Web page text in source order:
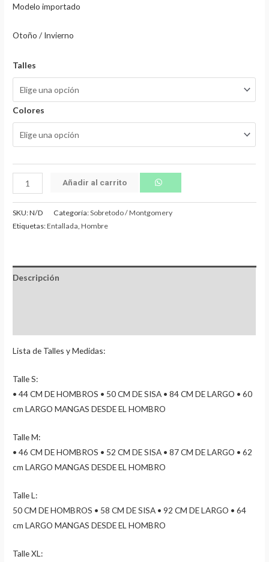
Modelo importado
Otoño / Invierno
Talles
Colores
Añadir al carrito
SKU:N/D Categoría:Sobretodo / Montgomery
Etiquetas:Entallada ,Hombre
Descripción
Lista de Talles y Medidas:
Talle S:
• 44 CM DE HOMBROS • 50 CM DE SISA • 84 CM DE LARGO • 60
cm LARGO MANGAS DESDE EL HOMBRO
Talle M:
• 46 CM DE HOMBROS • 52 CM DE SISA • 87 CM DE LARGO • 62
cm LARGO MANGAS DESDE EL HOMBRO
Talle L:
50 CM DE HOMBROS • 58 CM DE SISA • 92 CM DE LARGO • 64
cm LARGO MANGAS DESDE EL HOMBRO
Talle XL: